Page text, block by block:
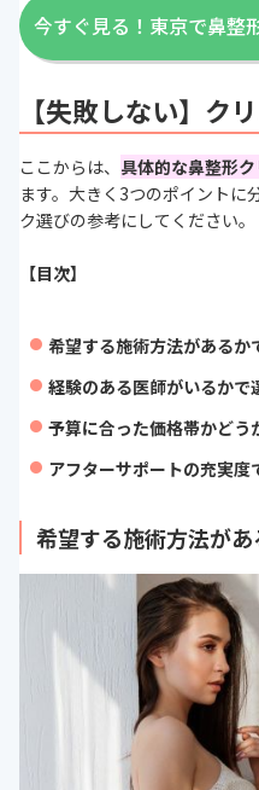
今すぐ見る！東京で鼻整
【失敗しない】ク
ここからは、 具体的な鼻整形
ます。大きく3つのポイントに
ク選びの参考にしてください。
【目次】
希望する施術方法があるか
経験のある医師がいるかで
予算に合った価格帯かどう
アフターサポートの充実度
希望する施術方法が